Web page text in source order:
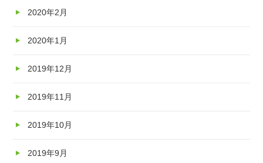
2020年2月
2020年1月
2019年12月
2019年11月
2019年10月
2019年9月